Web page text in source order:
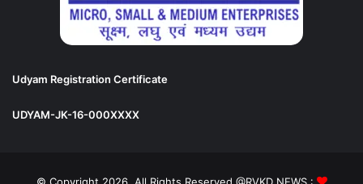
Udyam Registration Certificate
UDYAM-JK-16-000XXXX